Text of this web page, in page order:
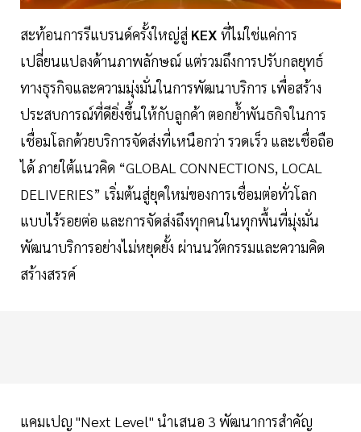
สะท้อนการรีแบรนด์ครั้งใหญ่สู่ KEX ที่ไม่ใช่แค่การ
เปลี่ยนแปลงด้านภาพลักษณ์ แต่รวมถึงการปรับกลยุทธ์
ทางธุรกิจและความมุ่งมั่นในการพัฒนาบริการ เพื่อสร้าง
ประสบการณ์ที่ดียิ่งขึ้นให้กับลูกค้า ตอกย้ำพันธกิจในการ
เชื่อมโลกด้วยบริการจัดส่งที่เหนือกว่า รวดเร็ว และเชื่อถือ
ได้ ภายใต้แนวคิด “GLOBAL CONNECTIONS, LOCAL
DELIVERIES” เริ่มต้นสู่ยุคใหม่ของการเชื่อมต่อทั่วโลก
แบบไร้รอยต่อ และการจัดส่งถึงทุกคนในทุกพื้นที่มุ่งมั่น
พัฒนาบริการอย่างไม่หยุดยั้ง ผ่านนวัตกรรมและความคิด
สร้างสรรค์
แคมเปญ "Next Level" นำเสนอ 3 พัฒนาการสำคัญ